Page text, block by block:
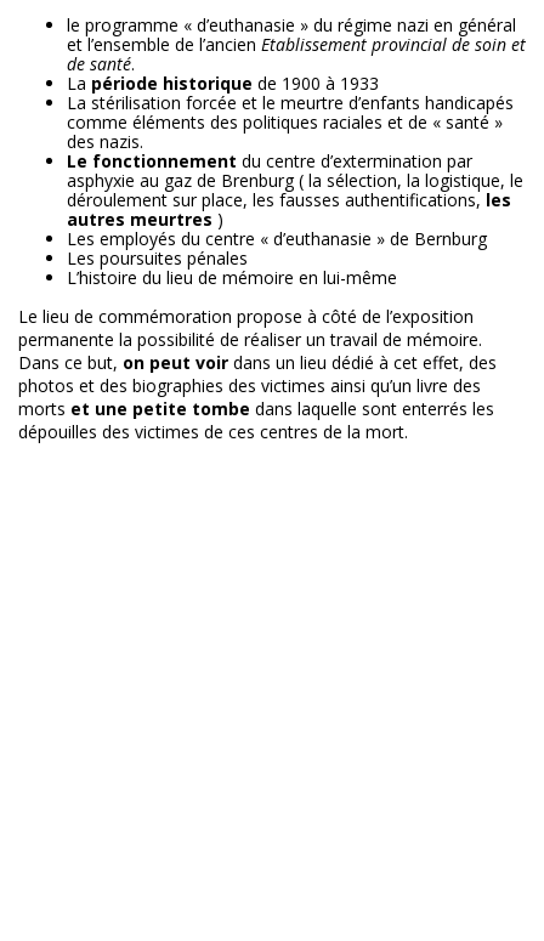
le programme « d’euthanasie » du régime nazi en général
et l’ensemble de l’ancien Etablissement provincial de soin et
de santé.
La période historique de 1900 à 1933
La stérilisation forcée et le meurtre d’enfants handicapés
comme éléments des politiques raciales et de « santé »
des nazis.
Le fonctionnement du centre d’extermination par
asphyxie au gaz de Brenburg ( la sélection, la logistique, le
déroulement sur place, les fausses authentifications, les
autres meurtres )
Les employés du centre « d’euthanasie » de Bernburg
Les poursuites pénales
L’histoire du lieu de mémoire en lui-même
Le lieu de commémoration propose à côté de l’exposition
permanente la possibilité de réaliser un travail de mémoire.
Dans ce but, on peut voir dans un lieu dédié à cet effet, des
photos et des biographies des victimes ainsi qu’un livre des
morts et une petite tombe dans laquelle sont enterrés les
dépouilles des victimes de ces centres de la mort.